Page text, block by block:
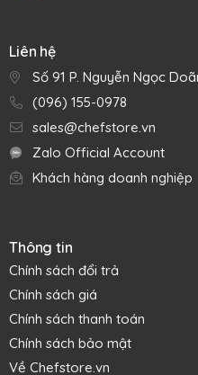
Liên hệ
Số 91 P. Nguyễn Ngọc
(096) 155-0978
sales@chefstore.vn
Zalo Official Account
Khách hàng doanh nghiệp
Thông tin
Chính sách đổi trả
Chính sách giá
Chính sách thanh toán
Chính sách bảo mật
Về Chefstore.vn